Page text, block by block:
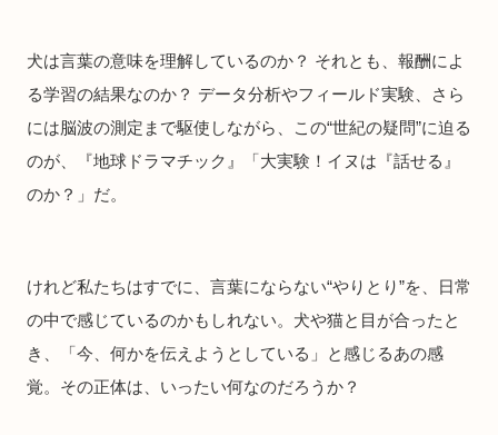
犬は言葉の意味を理解しているのか？ それとも、報酬によ
る学習の結果なのか？ データ分析やフィールド実験、さら
には脳波の測定まで駆使しながら、この“世紀の疑問”に迫る
のが、『地球ドラマチック』「大実験！イヌは『話せる』
のか？」だ。
けれど私たちはすでに、言葉にならない“やりとり”を、日常
の中で感じているのかもしれない。犬や猫と目が合ったと
き、「今、何かを伝えようとしている」と感じるあの感
覚。その正体は、いったい何なのだろうか？